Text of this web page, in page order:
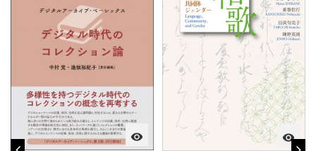
visibility visibility